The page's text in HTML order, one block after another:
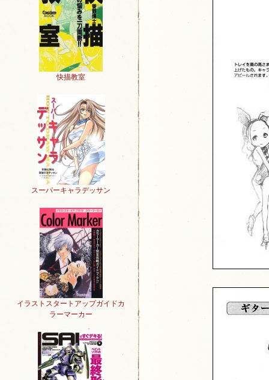
快描教室
スーパーキャラデッサン
イラストスタートアップガイドカ
ラーマーカー